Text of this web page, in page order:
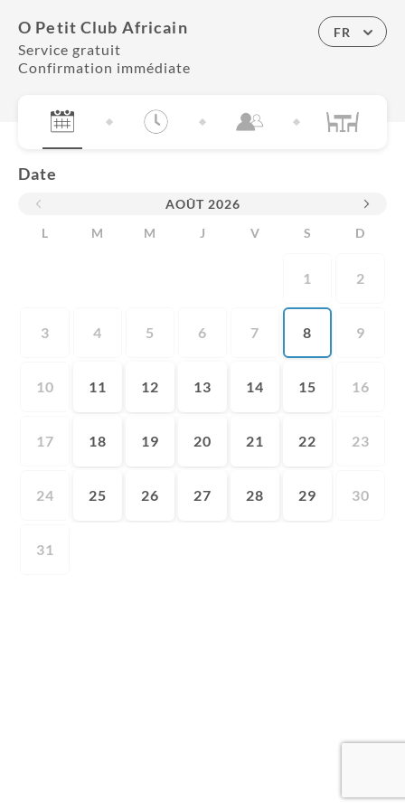
O Petit Club Africain
Service gratuit
Confirmation immédiate
FR
Date
AOÛT 2026
L
M M J V S D
1 2
3 4 5 6 7 8 9
10 11 12 13 14 15 16
17 18 19 20 21 22 23
24 25 26 27 28 29 30
31